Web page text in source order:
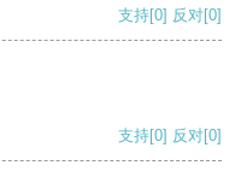
支持[0] 反对[0]
支持[0] 反对[0]